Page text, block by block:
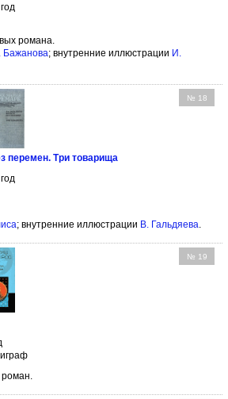
романа.
; внутренние иллюстрации И.
№ 18
перемен. Три товарища
; внутренние иллюстрации В. Гальдяева.
№ 19
роман.